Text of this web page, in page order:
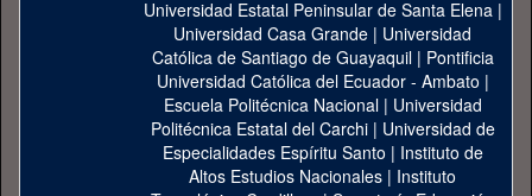
Universidad Estatal Peninsular de Santa Elena|
Universidad Casa Grande | Universidad
Católica de Santiago de Guayaquil| Pontificia
Universidad Católica del Ecuador - Ambato |
Escuela Politécnica Nacional| Universidad
Politécnica Estatal del Carchi| Universidad de
Especialidades Espíritu Santo | Instituto de
Altos Estudios Nacionales | Instituto